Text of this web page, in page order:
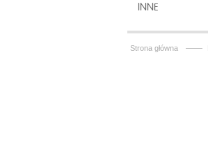
INNE
Strona główna ——